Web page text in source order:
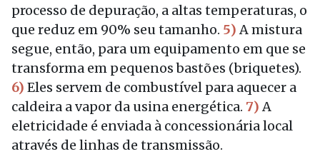
processo de depuração, a altas temperaturas, o
que reduz em 90% seu tamanho. 5)A mistura
segue, então, para um equipamento em que se
transforma em pequenos bastões (briquetes).
6) Eles servem de combustível para aquecer a
caldeira a vapor da usina energética. 7)A
eletricidade é enviada à concessionária local
através de linhas de transmissão.